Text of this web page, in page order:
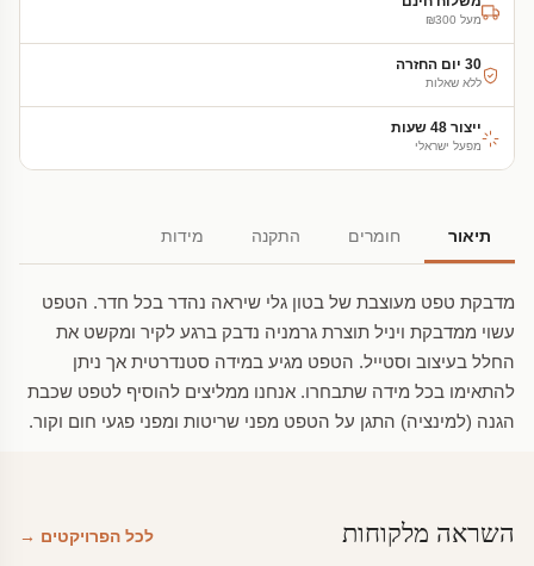
מעל ₪300
30 יום החזרה
ללא שאלות
ייצור 48 שעות
מפעל ישראלי
תיאור חומרים התקנה מידות
מדבקת טפט מעוצבת של בטון גלי שיראה נהדר בכל חדר. הטפט
עשוי ממדבקת ויניל תוצרת גרמניה נדבק ברגע לקיר ומקשט את
החלל בעיצוב וסטייל. הטפט מגיע במידה סטנדרטית אך ניתן
להתאימו בכל מידה שתבחרו. אנחנו ממליצים להוסיף לטפט שכבת
הגנה (למינציה) התגן על הטפט מפני שריטות ומפני פגעי חום וקור.
השראה מלקוחות לכל הפרויקטים →